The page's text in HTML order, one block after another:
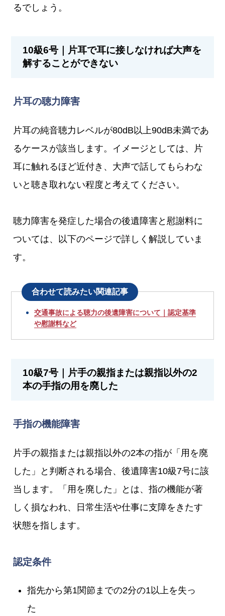
るでしょう。
10級6号｜片耳で耳に接しなければ大声を
解することができない
片耳の聴力障害
片耳の純音聴力レベルが80dB以上90dB未満であ
るケースが該当します。イメージとしては、片
耳に触れるほど近付き、大声で話してもらわな
いと聴き取れない程度と考えてください。
聴力障害を発症した場合の後遺障害と慰謝料に
ついては、以下のページで詳しく解説していま
す。
合わせて読みたい関連記事
交通事故による聴力の後遺障害について｜認定基準
や慰謝料など
10級7号｜片手の親指または親指以外の2
本の手指の用を廃した
手指の機能障害
片手の親指または親指以外の2本の指が「用を廃
した」と判断される場合、後遺障害10級7号に該
当します。「用を廃した」とは、指の機能が著
しく損なわれ、日常生活や仕事に支障をきたす
状態を指します。
認定条件
指先から第1関節までの2分の1以上を失っ
た